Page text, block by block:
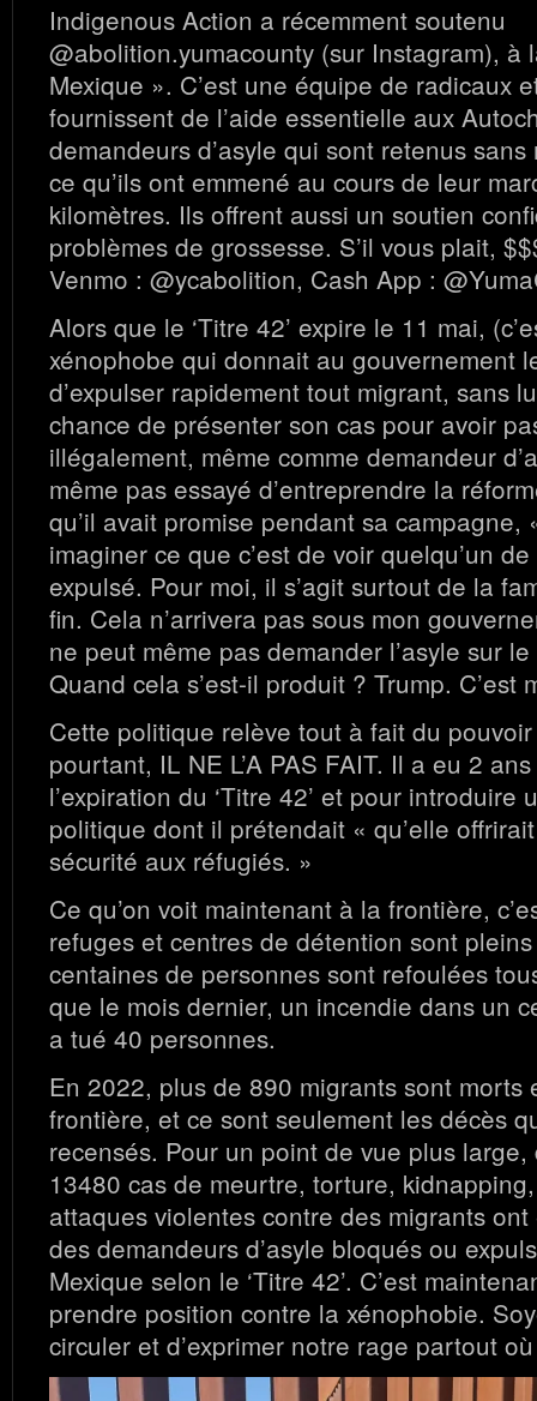
Indigenous Action a récemment soutenu
@abolition.yumacounty (sur Instagram), à
Mexique ». C’est une équipe de radicaux
fournissent de l’aide essentielle aux
demandeurs d’asyle qui sont retenus sans
ce qu’ils ont emmené au cours de leur
kilomètres. Ils offrent aussi un soutien
problèmes de grossesse. S’il vous plait,
Venmo : @ycabolition, Cash App :
Alors que le ‘Titre 42’ expire le 11 mai,
xénophobe qui donnait au gouvernement
d’expulser rapidement tout migrant, sans
chance de présenter son cas pour avoir
illégalement, même comme demandeur
même pas essayé d’entreprendre la
qu’il avait promise pendant sa campagne,
imaginer ce que c’est de voir quelqu’un
expulsé. Pour moi, il s’agit surtout de la
fin. Cela n’arrivera pas sous mon
ne peut même pas demander l’asyle sur
Quand cela s’est-il produit ? Trump. C’est
Cette politique relève tout à fait du
pourtant, IL NE L’A PAS FAIT. Il a eu 2
l’expiration du ‘Titre 42’ et pour introduire
politique dont il prétendait « qu’elle
sécurité aux réfugiés. »
Ce qu’on voit maintenant à la frontière,
refuges et centres de détention sont
centaines de personnes sont refoulées
que le mois dernier, un incendie dans un
a tué 40 personnes.
En 2022, plus de 890 migrants sont morts
frontière, et ce sont seulement les décès
recensés. Pour un point de vue plus
13480 cas de meurtre, torture,
attaques violentes contre des migrants
des demandeurs d’asyle bloqués ou
Mexique selon le ‘Titre 42’. C’est
prendre position contre la xénophobie.
circuler et d’exprimer notre rage partout